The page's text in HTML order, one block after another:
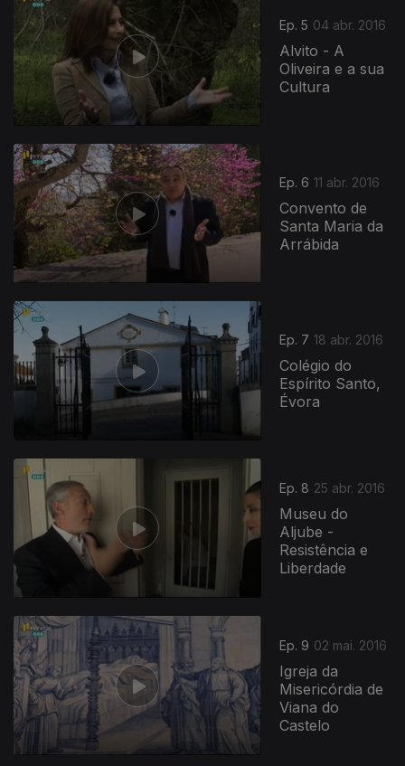
Ep. 5 04 abr. 2016
Alvito - A
Oliveira e a sua
Cultura
Ep. 6 11 abr. 2016
Convento de
Santa Maria da
Arrábida
Ep. 7 18 abr. 2016
Colégio do
Espírito Santo,
Évora
Ep. 8 25 abr. 2016
Museu do
Aljube -
Resistência e
Liberdade
Ep. 9 02 mai. 2016
Igreja da
Misericórdia de
Viana do
Castelo